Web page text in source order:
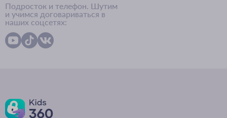
Подросток и телефон. Шутим
и учимся договариваться в
наших соцсетях: